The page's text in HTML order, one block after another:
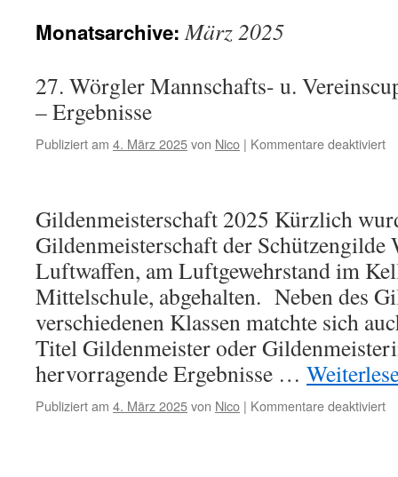
Monatsarchive:März 2025
27. Wörgler Mannschafts- u.
– Ergebnisse
Publiziert am 4. März 2025von Nico | Kommentare deaktiviert
u.
Gildenmeisterschaft 2025 Kürzlich
Gildenmeisterschaft der Schützengilde
Luftwaffen, am Luftgewehrstand im
Mittelschule, abgehalten. Neben des
verschiedenen Klassen matchte sich
Titel Gildenmeister oder
hervorragende Ergebnisse …
Publiziert am 4. März 2025von Nico | Kommentare deaktiviert